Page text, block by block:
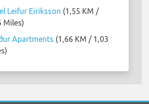
Leifur Eiriksson (1,55 KM /
Miles)
Apartments (1,66 KM / 1,03